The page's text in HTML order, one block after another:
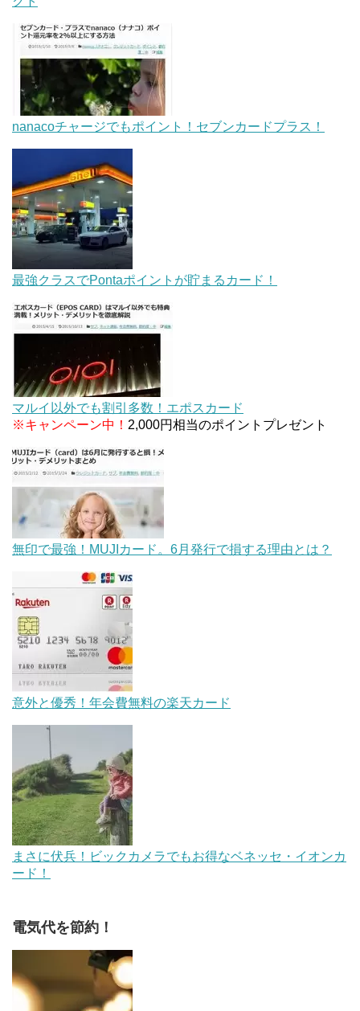
nanacoチャージでもポイント！セブンカードプラス！
最強クラスでPontaポイントが貯まるカード！
マルイ以外でも割引多数！エポスカード
※キャンペーン中！ 2,000円相当のポイントプレゼント
無印で最強！MUJIカード。6月発行で損する理由とは？
意外と優秀！年会費無料の楽天カード
まさに伏兵！ビックカメラでもお得なベネッセ・イオンカ
ード！
電気代を節約！